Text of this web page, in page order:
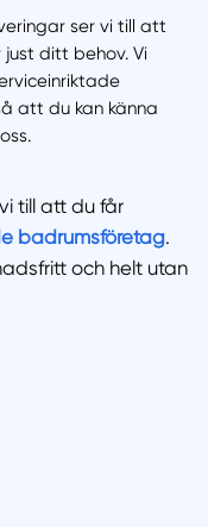
ser vi till att
ditt behov. Vi
att du kan känna
till att du får
badrumsföretag.
och helt utan